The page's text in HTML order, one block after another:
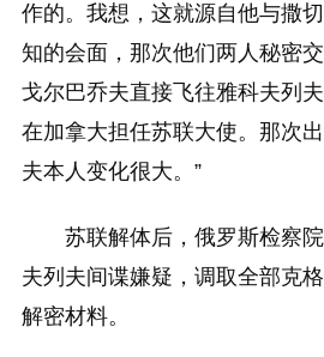
作的。我想，这就源自他与撒
知的会面，那次他们两人秘密
戈尔巴乔夫直接飞往雅科夫列
在加拿大担任苏联大使。那次
夫本人变化很大。”
苏联解体后，俄罗斯检察
夫列夫间谍嫌疑，调取全部克
解密材料。